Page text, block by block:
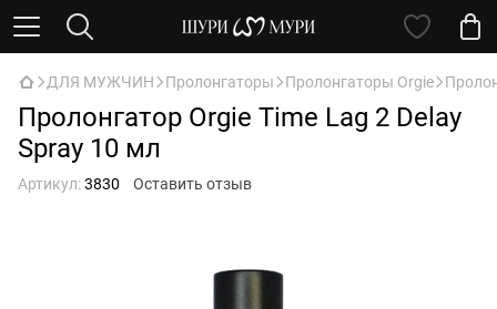
ДЛЯ МУЖЧИН Пролонгаторы Пролонгаторы Orgie
Пролонгатор Orgie Time Lag 2 Delay
Spray 10 мл
Артикул:3830 Оставить отзыв